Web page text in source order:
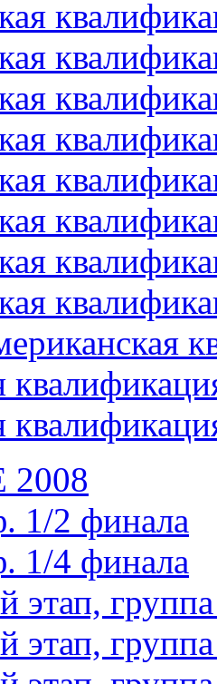
2008
1/2 финала
1/4 финала
этап,
этап,